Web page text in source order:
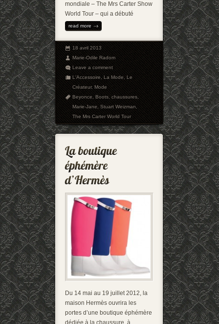
mondiale – The Mrs Carter Show
World Tour – qui a débuté
read more
18 avril 2013
Marie-Odile Radom
Leave a comment
L'Accessoire,La Mode,Le
Créateur,Mode
Beyonce,Boots,chaussures,
Marie-Jane,Stuart Weizman,
The Mrs Carter World Tour
Du 14 mai au 19 juillet 2012, la
maison Hermès ouvrira les
portes d’une boutique éphémère
dédiée à la chaussure, à